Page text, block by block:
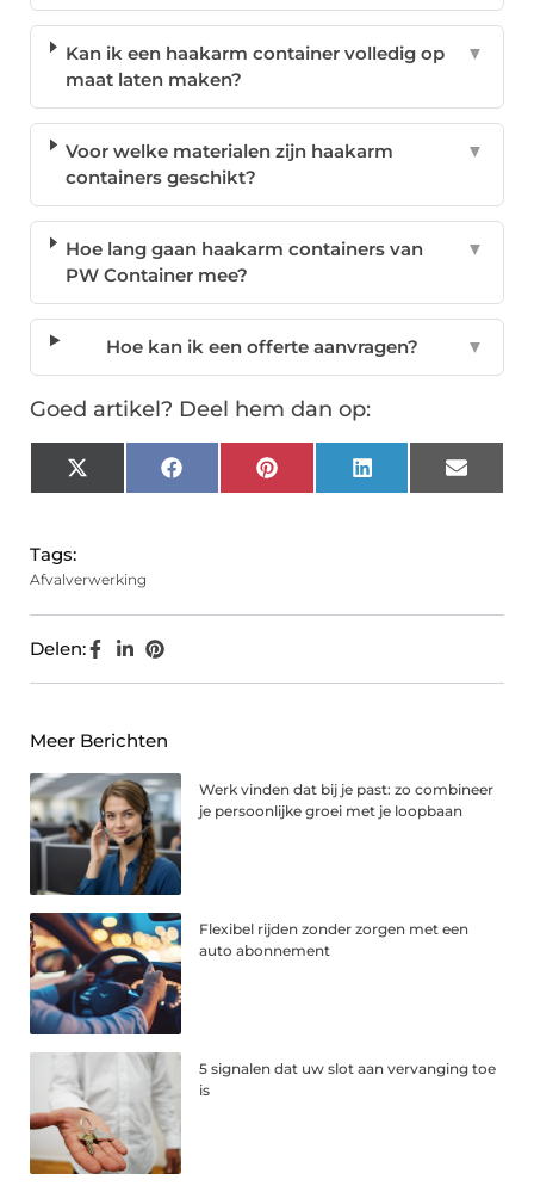
Kan ik een haakarm container volledig op
maat laten maken?
▼
Voor welke materialen zijn haakarm
containers geschikt?
▼
Hoe lang gaan haakarm containers van
PW Container mee?
▼
Hoe kan ik een offerte aanvragen? ▼
Goed artikel? Deel hem dan op:
X
(Twitter)
FacebookPinterest LinkedIn Email
Tags:
Afvalverwerking
Delen:
Meer Berichten
Werk vinden dat bij je past: zo combineer
je persoonlijke groei met je loopbaan
Flexibel rijden zonder zorgen met een
auto abonnement
5 signalen dat uw slot aan vervanging toe
is